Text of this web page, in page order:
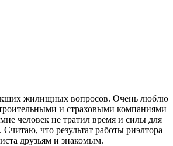
жилищных вопросов. Очень люблю
и страховыми компаниями
человек не тратил время и силы для
что результат работы риэлтора
друзьям и знакомым.